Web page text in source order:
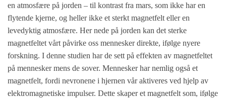
en atmosfære på jorden – til kontrast fra mars, som ikke har en
flytende kjerne, og heller ikke et sterkt magnetfelt eller en
levedyktig atmosfære. Her nede på jorden kan det sterke
magnetfeltet vårt påvirke oss mennesker direkte, ifølge nyere
forskning. I denne studien har de sett på effekten av magnetfeltet
på mennesker mens de sover. Mennesker har nemlig også et
magnetfelt, fordi nevronene i hjernen vår aktiveres ved hjelp av
elektromagnetiske impulser. Dette skaper et magnetfelt som, ifølge